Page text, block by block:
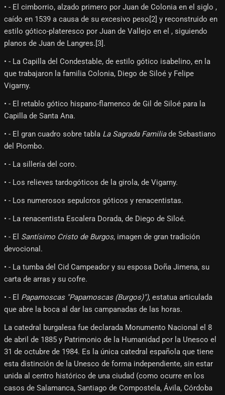
• - El cimborrio, alzado primero por Juan de Colonia en el siglo ,
caído en 1539 a causa de su excesivo peso[2]​ y reconstruido en
estilo gótico-plateresco por Juan de Vallejo en el , siguiendo
planos de Juan de Langres.[3]​.
• - La Capilla del Condestable, de estilo gótico isabelino, en la
que trabajaron la familia Colonia, Diego de Siloé y Felipe
Vigarny.
• - El retablo gótico hispano-flamenco de Gil de Siloé para la
Capilla de Santa Ana.
• - El gran cuadro sobre tabla La Sagrada Familiade Sebastiano
del Piombo.
• - La sillería del coro.
• - Los relieves tardogóticos de la girola, de Vigarny.
• - Los numerosos sepulcros góticos y renacentistas.
• - La renacentista Escalera Dorada, de Diego de Siloé.
• - El Santísimo Cristo de Burgos, imagen de gran tradición
devocional.
• - La tumba del Cid Campeador y su esposa Doña Jimena, su
carta de arras y su cofre.
• - El Papamoscas "Papamoscas (Burgos)"), estatua articulada
que abre la boca al dar las campanadas de las horas.
La catedral burgalesa fue declarada Monumento Nacional el 8
de abril de 1885 y Patrimonio de la Humanidad por la Unesco el
31 de octubre de 1984. Es la única catedral española que tiene
esta distinción de la Unesco de forma independiente, sin estar
unida al centro histórico de una ciudad (como ocurre en los
casos de Salamanca, Santiago de Compostela, Ávila, Córdoba